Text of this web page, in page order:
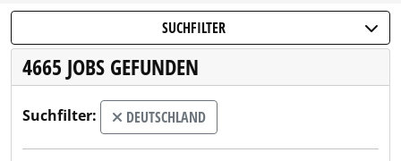
SUCHFILTER
4665 JOBS GEFUNDEN
Suchfilter: DEUTSCHLAND